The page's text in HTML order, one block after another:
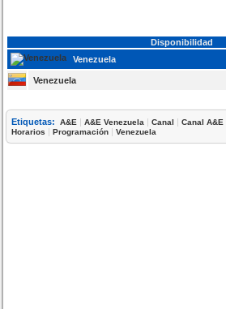
Disponibilidad
Venezuela
Venezuela
Etiquetas: A&E |A&E Venezuela |Canal |Canal A&E
Horarios |Programación |Venezuela